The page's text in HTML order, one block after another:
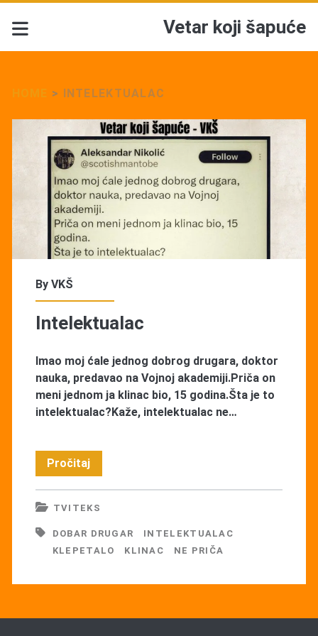
Vetar koji šapuće
> INTELEKTUALAC
Tag:
<span>Intelektualac</
By VKŠ
Intelektualac
Imao moj ćale jednog dobrog drugara, doktor
nauka, predavao na Vojnoj akademiji.Priča on
meni jednom ja klinac bio, 15 godina.Šta je to
intelektualac?Kaže, intelektualac ne…
PročitajIntelektualac
TVITEKS
DOBAR DRUGAR
INTELEKTUALAC
KLEPETALO
KLINAC NE PRIČA